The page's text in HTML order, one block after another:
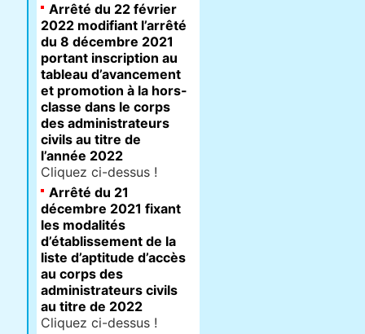
Arrêté du 22 février
2022 modifiant l’arrêté
du 8 décembre 2021
portant inscription au
tableau d’avancement
et promotion à la hors-
classe dans le corps
des administrateurs
civils au titre de
l’année 2022
Cliquez ci-dessus !
Arrêté du 21
décembre 2021 fixant
les modalités
d’établissement de la
liste d’aptitude d’accès
au corps des
administrateurs civils
au titre de 2022
Cliquez ci-dessus !